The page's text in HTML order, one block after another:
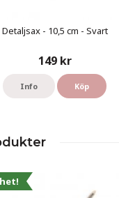
Detaljsax - 10,5 cm - Svart
149 kr
Info Köp